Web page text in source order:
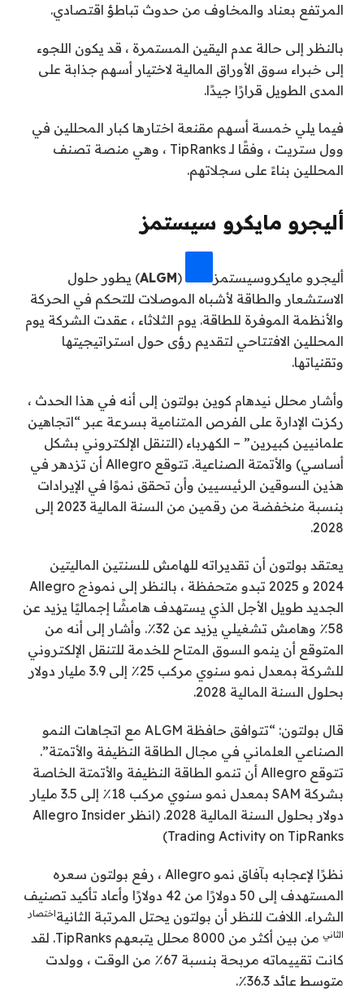
المرتفع بعناد والمخاوف من حدوث تباطؤ اقتصادي.
بالنظر إلى حالة عدم اليقين المستمرة ، قد يكون اللجوء
إلى خبراء سوق الأوراق المالية لاختيار أسهم جذابة على
المدى الطويل قرارًا جيدًا.
فيما يلي خمسة أسهم مقنعة اختارها كبار المحللين في
وول ستريت ، وفقًا لـ TipRanks ، وهي منصة تصنف
المحللين بناءً على سجلاتهم.
أليجرو مايكرو سيستمز
أليجرو مايكروسيستمز (
ALGM) يطور حلول
الاستشعار والطاقة لأشباه الموصلات للتحكم في الحركة
والأنظمة الموفرة للطاقة. يوم الثلاثاء ، عقدت الشركة يوم
المحللين الافتتاحي لتقديم رؤى حول استراتيجيتها
وتقنياتها.
وأشار محلل نيدهام كوين بولتون إلى أنه في هذا الحدث ،
ركزت الإدارة على الفرص المتنامية بسرعة عبر “اتجاهين
علمانيين كبيرين” – الكهرباء (التنقل الإلكتروني بشكل
أساسي) والأتمتة الصناعية. تتوقع Allegro أن تزدهر في
هذين السوقين الرئيسيين وأن تحقق نموًا في الإيرادات
بنسبة منخفضة من رقمين من السنة المالية 2023 إلى
2028.
يعتقد بولتون أن تقديراته للهامش للسنتين الماليتين
2024 و 2025 تبدو متحفظة ، بالنظر إلى نموذج Allegro
الجديد طويل الأجل الذي يستهدف هامشًا إجماليًا يزيد عن
58٪ وهامش تشغيلي يزيد عن 32٪. وأشار إلى أنه من
المتوقع أن ينمو السوق المتاح للخدمة للتنقل الإلكتروني
للشركة بمعدل نمو سنوي مركب 25٪ إلى 3.9 مليار دولار
بحلول السنة المالية 2028.
قال بولتون: “تتوافق حافظة ALGM مع اتجاهات النمو
الصناعي العلماني في مجال الطاقة النظيفة والأتمتة”.
تتوقع Allegro أن تنمو الطاقة النظيفة والأتمتة الخاصة
بشركة SAM بمعدل نمو سنوي مركب 18٪ إلى 3.5 مليار
دولار بحلول السنة المالية 2028. (انظر Allegro Insider
Trading Activity on TipRanks)
نظرًا لإعجابه بآفاق نمو Allegro ، رفع بولتون سعره
المستهدف إلى 50 دولارًا من 42 دولارًا وأعاد تأكيد تصنيف
الشراء. اللافت للنظر أن بولتون يحتل المرتبة الثانيةاختصار
الثاني
من بين أكثر من 8000 محلل يتبعهم TipRanks. لقد
كانت تقييماته مربحة بنسبة 67٪ من الوقت ، وولدت
متوسط ​​عائد 36.3٪.